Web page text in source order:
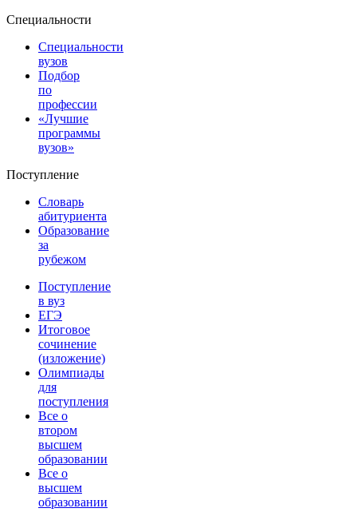
Специальности
Специальности
вузов
Подбор
по
профессии
«Лучшие
программы
вузов»
Поступление
Словарь
абитуриента
Образование
за
рубежом
Поступление
в вуз
ЕГЭ
Итоговое
сочинение
(изложение)
Олимпиады
для
поступления
Все о
втором
высшем
образовании
Все о
высшем
образовании